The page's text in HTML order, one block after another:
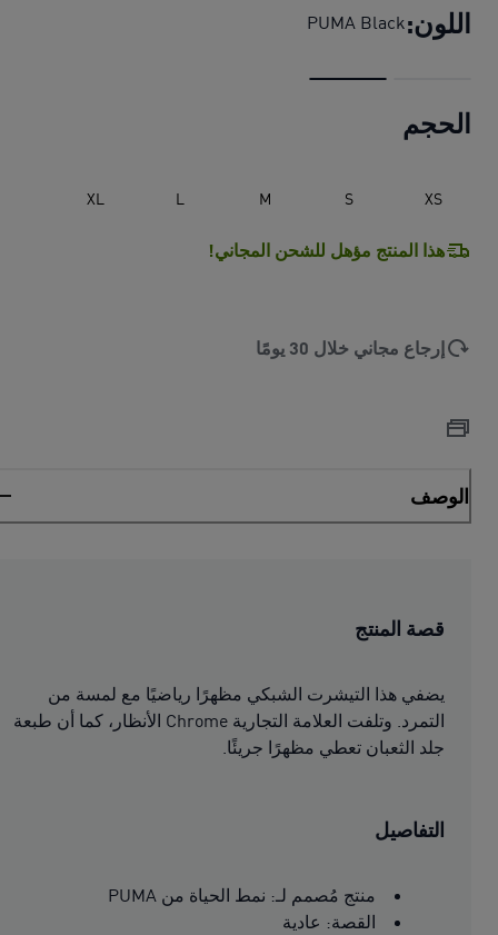
اللون:PUMA Black
الحجم
XS
S
M
L
XL
هذا المنتج مؤهل للشحن المجاني!
إرجاع مجاني خلال 30 يومًا
الوصف
قصة المنتج
يضفي هذا التيشرت الشبكي مظهرًا رياضيًا مع لمسة من
التمرد. وتلفت العلامة التجارية Chrome الأنظار، كما أن طبعة
جلد الثعبان تعطي مظهرًا جريئًا.
التفاصيل
منتج مُصمم لـ: نمط الحياة من PUMA
القصة: عادية